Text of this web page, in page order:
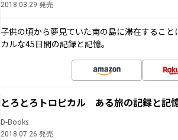
2018.03.29 発売
子供の頃から夢見ていた南の島に滞在するこ
カルな45日間の記録と記憶。
とろとろトロピカル ある旅の記録と
D-Books
2018.07.26 発売